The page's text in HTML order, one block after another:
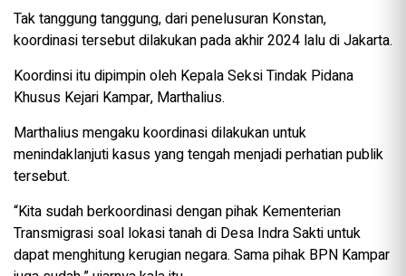
Tak tanggung tanggung, dari penelusuran Konstan,
koordinasi tersebut dilakukan pada akhir 2024 lalu di Jakarta.
Koordinsi itu dipimpin oleh Kepala Seksi Tindak Pidana
Khusus Kejari Kampar, Marthalius.
Marthalius mengaku koordinasi dilakukan untuk
menindaklanjuti kasus yang tengah menjadi perhatian publik
tersebut.
“Kita sudah berkoordinasi dengan pihak Kementerian
Transmigrasi soal lokasi tanah di Desa Indra Sakti untuk
dapat menghitung kerugian negara. Sama pihak BPN Kampar